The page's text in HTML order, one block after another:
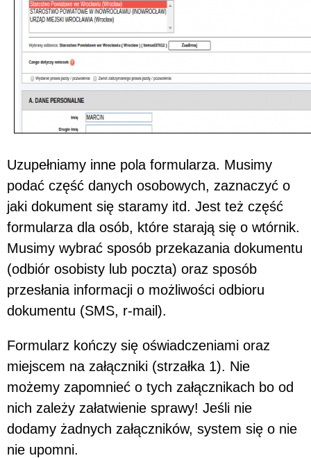
Uzupełniamy inne pola formularza. Musimy
podać część danych osobowych, zaznaczyć o
jaki dokument się staramy itd. Jest też część
formularza dla osób, które starają się o wtórnik.
Musimy wybrać sposób przekazania dokumentu
(odbiór osobisty lub poczta) oraz sposób
przesłania informacji o możliwości odbioru
dokumentu (SMS, r-mail).
Formularz kończy się oświadczeniami oraz
miejscem na załączniki (strzałka 1). Nie
możemy zapomnieć o tych załącznikach bo od
nich zależy załatwienie sprawy! Jeśli nie
dodamy żadnych załączników, system się o nie
nie upomni.